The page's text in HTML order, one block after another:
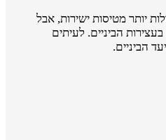
יותר מטיסות ישירות, אבל
הביניים. לעיתים
הביניים.